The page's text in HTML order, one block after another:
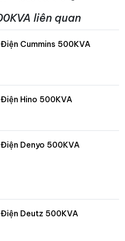
liên quan
Cummins 500KVA
Hino 500KVA
Denyo 500KVA
Deutz 500KVA